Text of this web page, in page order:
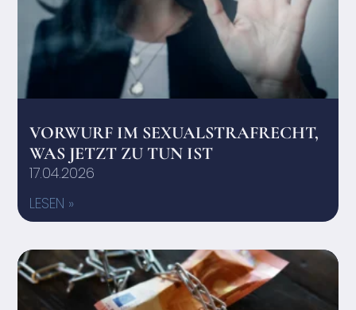
VORWURF IM SEXUALSTRAFRECHT,
WAS JETZT ZU TUN IST
17.04.2026
LESEN »